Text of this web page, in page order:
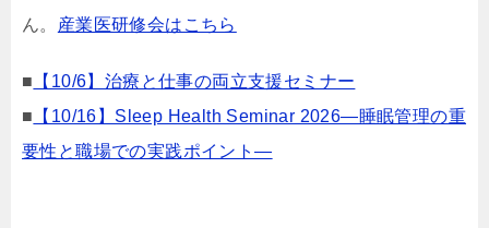
ん。 産業医研修会はこちら
■ 【10/6】治療と仕事の両立支援セミナー
■ 【10/16】Sleep Health Seminar 2026―睡眠管理の重
要性と職場での実践ポイント―